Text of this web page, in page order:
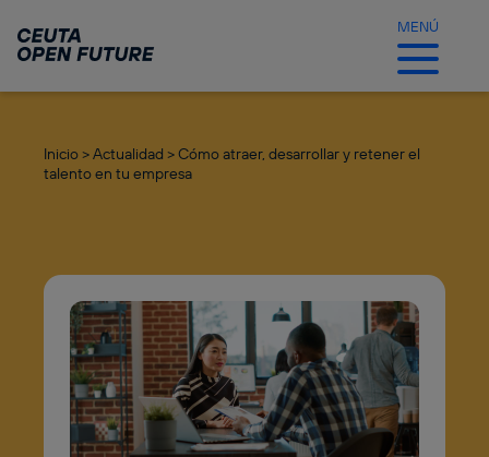
contenido
principal
MENÚ
Inicio >Actualidad >Cómo atraer, desarrollar y retener el
talento en tu empresa